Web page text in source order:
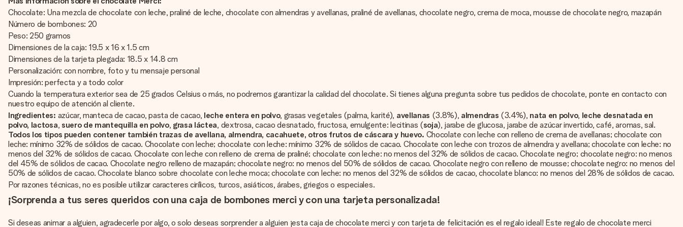
Chocolate: Una mezcla de chocolate con leche, praliné de leche, chocolate con almendras y avellanas, praliné de avellanas, chocolate negro, crema de moca, mousse de chocolate negro, mazapán
Número de bombones: 20
Peso: 250 gramos
Dimensiones de la caja: 19.5 x 16 x 1.5 cm
Dimensiones de la tarjeta plegada: 18.5 x 14.8 cm
Personalización: con nombre, foto y tu mensaje personal
Impresión: perfecta y a todo color
Cuando la temperatura exterior sea de 25 grados Celsius o más, no podremos garantizar la calidad del chocolate. Si tienes alguna pregunta sobre tus pedidos de chocolate, ponte en contacto con
nuestro equipo de atención al cliente.
Ingredientes: azúcar, manteca de cacao, pasta de cacao, leche entera en polvo, grasas vegetales (palma, karité), avellanas (3.8%), almendras (3.4%), nata en polvo, leche desnatada en
polvo, lactosa, suero de mantequilla en polvo, grasa láctea, dextrosa, cacao desnatado, fructosa, emulgente: lecitinas (soja), jarabe de glucosa, jarabe de azúcar invertido, café, aromas, sal.
Todos los tipos pueden contener también trazas de avellana, almendra, cacahuete, otros frutos de cáscara y huevo. Chocolate con leche con relleno de crema de avellanas; chocolate con
leche: mínimo 32% de sólidos de cacao. Chocolate con leche; chocolate con leche: mínimo 32% de sólidos de cacao. Chocolate con leche con trozos de almendra y avellana; chocolate con leche: no
menos del 32% de sólidos de cacao. Chocolate con leche con relleno de crema de praliné; chocolate con leche: no menos del 32% de sólidos de cacao. Chocolate negro; chocolate negro: no menos
del 45% de sólidos de cacao. Chocolate negro relleno de mazapán; chocolate negro: no menos del 50% de sólidos de cacao. Chocolate negro con relleno de mousse; chocolate negro: no menos del
50% de sólidos de cacao. Chocolate blanco sobre chocolate con leche moca; chocolate con leche: no menos del 32% de sólidos de cacao, chocolate blanco: no menos del 28% de sólidos de cacao.
Por razones técnicas, no es posible utilizar caracteres cirílicos, turcos, asiáticos, árabes, griegos o especiales.
¡Sorprenda a tus seres queridos con una caja de bombones merci y con una tarjeta personalizada!
Si deseas animar a alguien, agradecerle por algo, o solo deseas sorprender a alguien ¡esta caja de chocolate merci y con tarjeta de felicitación es el regalo ideal! Este regalo de chocolate merci